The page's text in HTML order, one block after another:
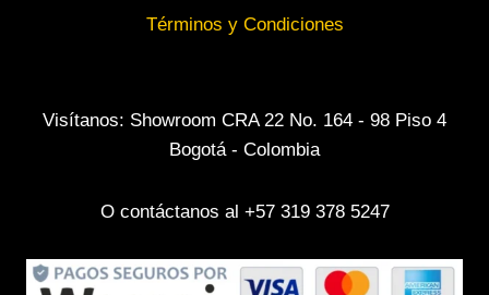
Términos y Condiciones
Visítanos: Showroom CRA 22 No. 164 - 98 Piso 4
Bogotá - Colombia
O contáctanos al +57 319 378 5247